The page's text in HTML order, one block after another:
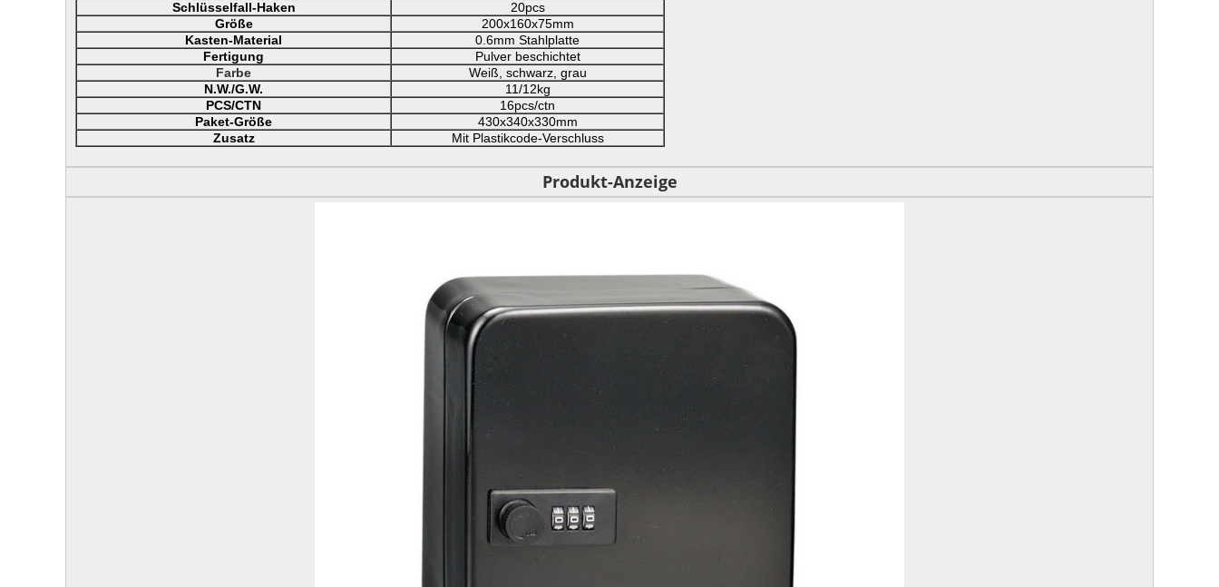
Schlüsselfall-Haken
20pcs
Größe
200x160x75mm
Kasten-Material
0.6mm Stahlplatte
Fertigung
Pulver beschichtet
Farbe
Weiß, schwarz, grau
N.W./G.W.
11/12kg
PCS/CTN
16pcs/ctn
Paket-Größe
430x340x330mm
Zusatz
Mit Plastikcode-Verschluss
Produkt-Anzeige